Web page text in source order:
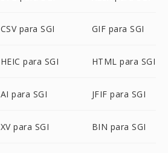
CSV para SGI GIF para SGI
HEIC para SGI HTML para SGI
AI para SGI JFIF para SGI
XV para SGI BIN para SGI